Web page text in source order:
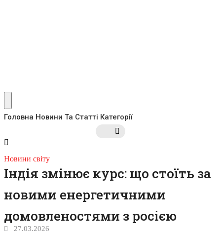
Головна Новини Та Статті Категорії
Новини світу
Індія змінює курс: що стоїть за
новими енергетичними
домовленостями з росією
27.03.2026